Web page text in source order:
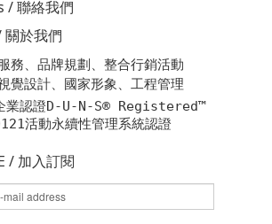
/ 聯絡我們
於我們
務、品牌規劃、整合行銷活動
覺設計、國家形象、工程管理
業認證D-U-N-S® Registered™
活動永續性管理系統認證
/ 加入訂閱